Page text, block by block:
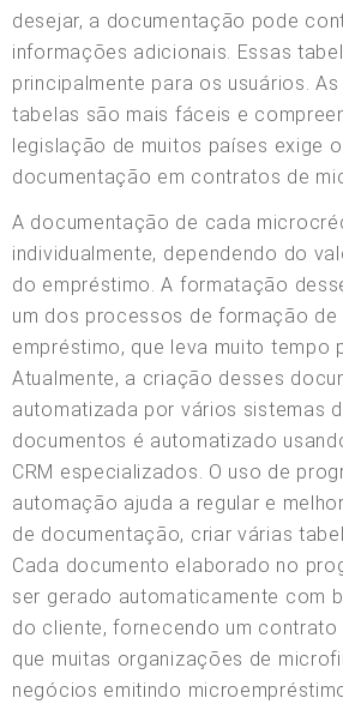
desejar, a documentação pode
informações adicionais. Essas
principalmente para os usuários.
tabelas são mais fáceis e
legislação de muitos países exige
documentação em contratos de
A documentação de cada
individualmente, dependendo do
do empréstimo. A formatação
um dos processos de formação
empréstimo, que leva muito tempo
Atualmente, a criação desses
automatizada por vários sistemas
documentos é automatizado
CRM especializados. O uso de
automação ajuda a regular e
de documentação, criar várias
Cada documento elaborado no
ser gerado automaticamente com
do cliente, fornecendo um contrato
que muitas organizações de
negócios emitindo